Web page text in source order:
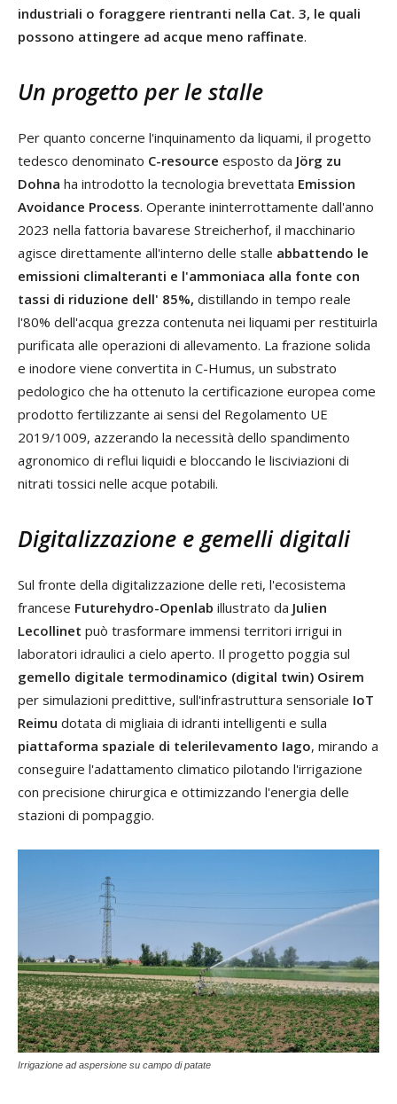
industriali o foraggere rientranti nella Cat. 3, le quali
possono attingere ad acque meno raffinate.
Un progetto per le stalle
Per quanto concerne l'inquinamento da liquami, il progetto
tedesco denominato C-resource esposto da Jörg zu
Dohna ha introdotto la tecnologia brevettata Emission
Avoidance Process. Operante ininterrottamente dall'anno
2023 nella fattoria bavarese Streicherhof, il macchinario
agisce direttamente all'interno delle stalle abbattendo le
emissioni climalteranti e l'ammoniaca alla fonte con
tassi di riduzione dell' 85%, distillando in tempo reale
l'80% dell'acqua grezza contenuta nei liquami per restituirla
purificata alle operazioni di allevamento. La frazione solida
e inodore viene convertita in C-Humus, un substrato
pedologico che ha ottenuto la certificazione europea come
prodotto fertilizzante ai sensi del Regolamento UE
2019/1009, azzerando la necessità dello spandimento
agronomico di reflui liquidi e bloccando le lisciviazioni di
nitrati tossici nelle acque potabili.
Digitalizzazione e gemelli digitali
Sul fronte della digitalizzazione delle reti, l'ecosistema
francese Futurehydro-Openlab illustrato da Julien
Lecollinet può trasformare immensi territori irrigui in
laboratori idraulici a cielo aperto. Il progetto poggia sul
gemello digitale termodinamico (digital twin) Osirem
per simulazioni predittive, sull'infrastruttura sensoriale IoT
Reimu dotata di migliaia di idranti intelligenti e sulla
piattaforma spaziale di telerilevamento Iago, mirando a
conseguire l'adattamento climatico pilotando l'irrigazione
con precisione chirurgica e ottimizzando l'energia delle
stazioni di pompaggio.
Irrigazione ad aspersione su campo di patate